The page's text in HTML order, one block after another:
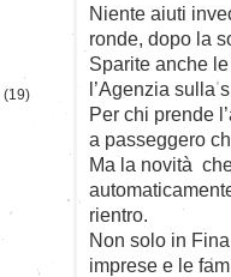
Niente aiuti
ronde, dopo la
Sparite anche
l’Agenzia sulla
Per chi prende
a passeggero
Ma la novità
rientro.
Non solo in
imprese e le
(19)